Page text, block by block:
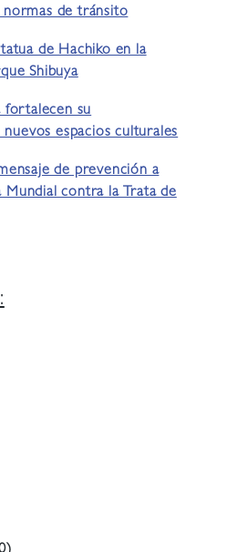
de tránsito
de Hachiko en la
Shibuya
fortalecen su
espacios culturales
de prevención a
contra la Trata de